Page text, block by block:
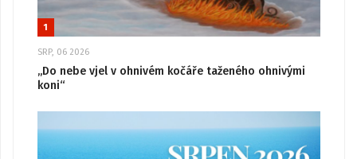
1
SRP, 06 2026
„Do nebe vjel v ohnivém kočáře taženého ohnivými
koni“